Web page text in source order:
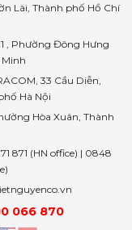
Lài, Thành phố Hồ Chí
, Phường Đông Hưng
33 Cầu Diễn,
Hà Nội
Hòa Xuân, Thành
871 (HN office) | 0848
066 870